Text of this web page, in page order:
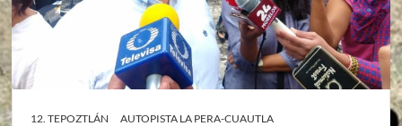
12. TEPOZTLÁN
AUTOPISTA LA PERA-CUAUTLA